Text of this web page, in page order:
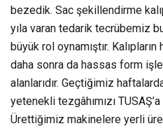
bezedik. Sac şekillendirme
yıla varan tedarik tecrübemiz
büyük rol oynamıştır.
daha sonra da hassas form
alanlarıdır. Geçtiğimiz
yetenekli tezgâhımızı
Ürettiğimiz makinelere yerli